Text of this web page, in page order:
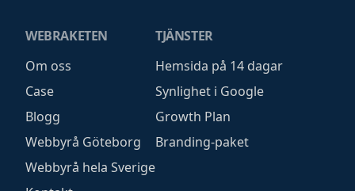
WEBRAKETEN
Om oss
Case
Blogg
Webbyrå Göteborg
Webbyrå hela Sverige
TJÄNSTER
Hemsida på 14 dagar
Synlighet i Google
Growth Plan
Branding-paket